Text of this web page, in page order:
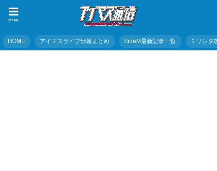
menu
HOME アイマスライブ情報まとめ SideM最新記事一覧 ミリシタ